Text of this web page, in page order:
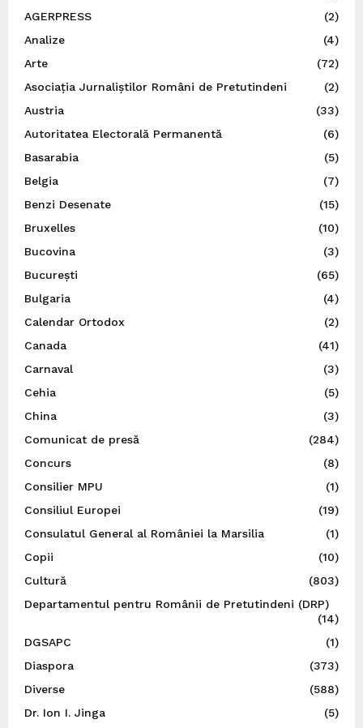
AGERPRESS
(2)
Analize
(4)
Arte
(72)
Asociația Jurnaliștilor Români de Pretutindeni
(2)
Austria
(33)
Autoritatea Electorală Permanentă
(6)
Basarabia
(5)
Belgia
(7)
Benzi Desenate
(15)
Bruxelles
(10)
Bucovina
(3)
București
(65)
Bulgaria
(4)
Calendar Ortodox
(2)
Canada
(41)
Carnaval
(3)
Cehia
(5)
China
(3)
Comunicat de presă
(284)
Concurs
(8)
Consilier MPU
(1)
Consiliul Europei
(19)
Consulatul General al României la Marsilia
(1)
Copii
(10)
Cultură
(803)
Departamentul pentru Românii de Pretutindeni (DRP)
(14)
DGSAPC
(1)
Diaspora
(373)
Diverse
(588)
Dr. Ion I. Jinga
(5)